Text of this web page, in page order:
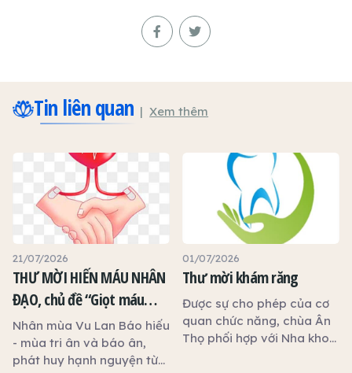
Tin liên quan Xem thêm
21/07/2026
THƯ MỜI HIẾN MÁU NHÂN
ĐẠO, chủ đề “Giọt máu
hiếu thảo - mùa Vu lan”
Nhân mùa Vu Lan Báo hiếu
- mùa tri ân và báo ân,
phát huy hạnh nguyện từ
01/07/2026
Thư mời khám răng
Được sự cho phép của cơ
quan chức năng, chùa Ân
Thọ phối hợp với Nha khoa